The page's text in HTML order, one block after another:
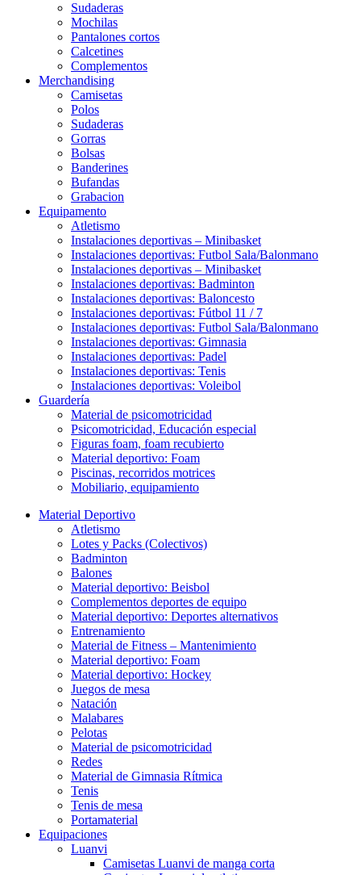
Sudaderas
Mochilas
Pantalones cortos
Calcetines
Complementos
Merchandising
Camisetas
Polos
Sudaderas
Gorras
Bolsas
Banderines
Bufandas
Grabacion
Equipamento
Atletismo
Instalaciones deportivas – Minibasket
Instalaciones deportivas: Futbol Sala/Balonmano
Instalaciones deportivas – Minibasket
Instalaciones deportivas: Badminton
Instalaciones deportivas: Baloncesto
Instalaciones deportivas: Fútbol 11 / 7
Instalaciones deportivas: Futbol Sala/Balonmano
Instalaciones deportivas: Gimnasia
Instalaciones deportivas: Padel
Instalaciones deportivas: Tenis
Instalaciones deportivas: Voleibol
Guardería
Material de psicomotricidad
Psicomotricidad, Educación especial
Figuras foam, foam recubierto
Material deportivo: Foam
Piscinas, recorridos motrices
Mobiliario, equipamiento
Material Deportivo
Atletismo
Lotes y Packs (Colectivos)
Badminton
Balones
Material deportivo: Beisbol
Complementos deportes de equipo
Material deportivo: Deportes alternativos
Entrenamiento
Material de Fitness – Mantenimiento
Material deportivo: Foam
Material deportivo: Hockey
Juegos de mesa
Natación
Malabares
Pelotas
Material de psicomotricidad
Redes
Material de Gimnasia Rítmica
Tenis
Tenis de mesa
Portamaterial
Equipaciones
Luanvi
Camisetas Luanvi de manga corta